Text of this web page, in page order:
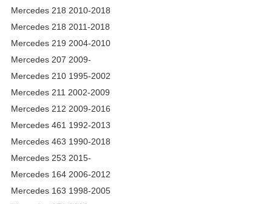
Mercedes 218 2010-2018
Mercedes 218 2011-2018
Mercedes 219 2004-2010
Mercedes 207 2009-
Mercedes 210 1995-2002
Mercedes 211 2002-2009
Mercedes 212 2009-2016
Mercedes 461 1992-2013
Mercedes 463 1990-2018
Mercedes 253 2015-
Mercedes 164 2006-2012
Mercedes 163 1998-2005